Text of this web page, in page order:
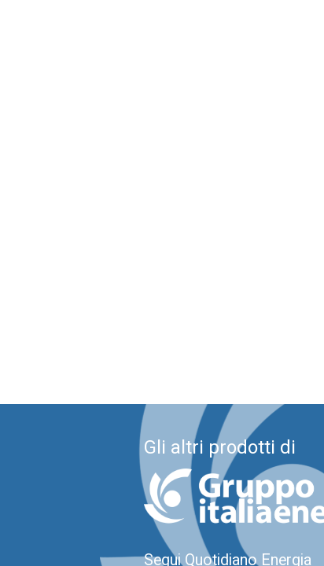
Gli altri prodotti di
Segui Quotidiano Energia